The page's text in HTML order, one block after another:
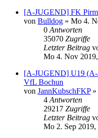
[A-JUGEND] FK
von Bulldog » Mo 4.
0 Antworten
35070 Zugriffe
Letzter Beitrag
Mo 4. Nov
[A-JUGEND] U19 (A-
VfL Bochun
von JannKubschFKP»
4 Antworten
29217 Zugriffe
Letzter Beitrag
Mo 2. Sep 2019,